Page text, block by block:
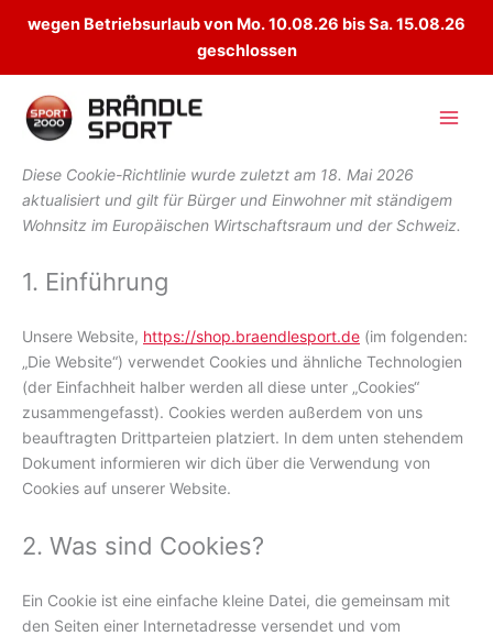
wegen Betriebsurlaub von Mo. 10.08.26 bis Sa. 15.08.26
geschlossen
Inhalt
springen
Diese Cookie-Richtlinie wurde zuletzt am 18. Mai 2026
aktualisiert und gilt für Bürger und Einwohner mit ständigem
Wohnsitz im Europäischen Wirtschaftsraum und der Schweiz.
1. Einführung
Unsere Website, https://shop.braendlesport.de (im folgenden:
„Die Website“) verwendet Cookies und ähnliche Technologien
(der Einfachheit halber werden all diese unter „Cookies“
zusammengefasst). Cookies werden außerdem von uns
beauftragten Drittparteien platziert. In dem unten stehendem
Dokument informieren wir dich über die Verwendung von
Cookies auf unserer Website.
2. Was sind Cookies?
Ein Cookie ist eine einfache kleine Datei, die gemeinsam mit
den Seiten einer Internetadresse versendet und vom